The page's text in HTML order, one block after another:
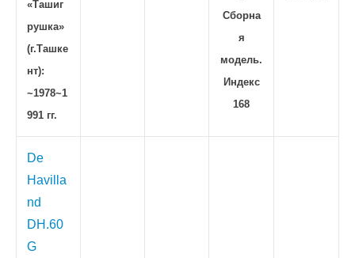
«Ташиг
рушка»
(г.Ташке
нт):
~1978~1
991 гг.
Сборна
я
модель.
Индекс
168
De
Havilla
nd
DH.60
G